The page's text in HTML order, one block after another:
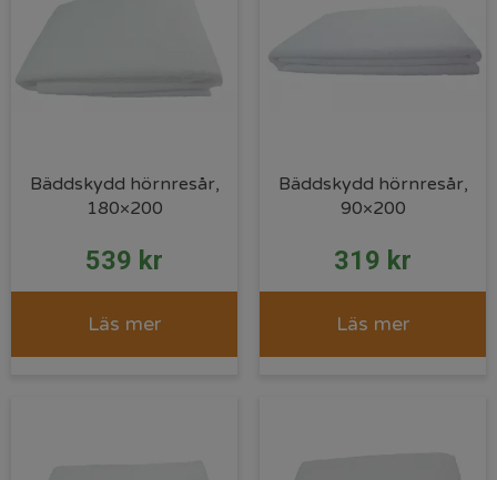
Bäddskydd hörnresår,
180×200
539 kr
Läs mer
Bäddskydd hörnresår,
90×200
319 kr
Läs mer